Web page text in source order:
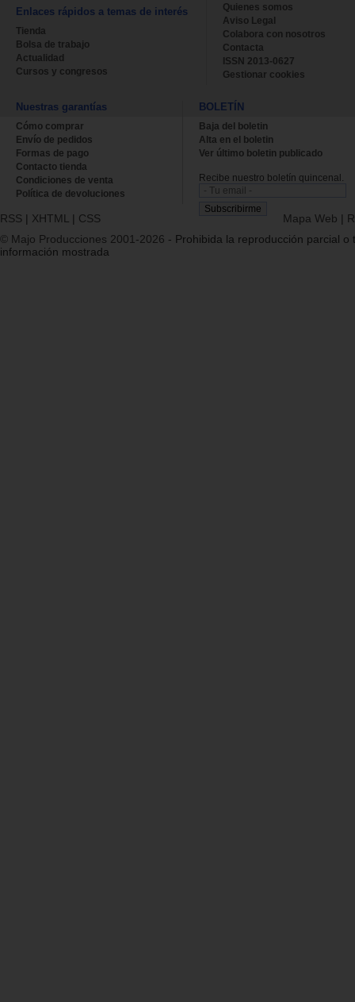
Enlaces rápidos a temas de interés
Tienda
Bolsa de trabajo
Actualidad
Cursos y congresos
Quienes somos
Aviso Legal
Colabora con nosotros
Contacta
ISSN 2013-0627
Gestionar cookies
Nuestras garantías
Cómo comprar
Envío de pedidos
Formas de pago
Contacto tienda
Condiciones de venta
Política de devoluciones
BOLETÍN
Baja del boletin
Alta en el boletin
Ver último boletin publicado
Recibe nuestro boletín quincenal.
RSS | XHTML | CSS Mapa Web |
© Majo Producciones 2001-2026 - Prohibida la reproducción parcial o
información mostrada